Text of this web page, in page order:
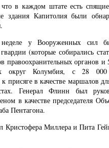
что в каждом штате есть
здания Капитолия были
у Вооруженных сил
(которые собирались
правоохранительных органов и
округ Колумбия, с 28 000
присяге в качестве маршалов
Генерал Флинн был
в качестве председателя
Пентагона.
Кристофера Миллера и Пита